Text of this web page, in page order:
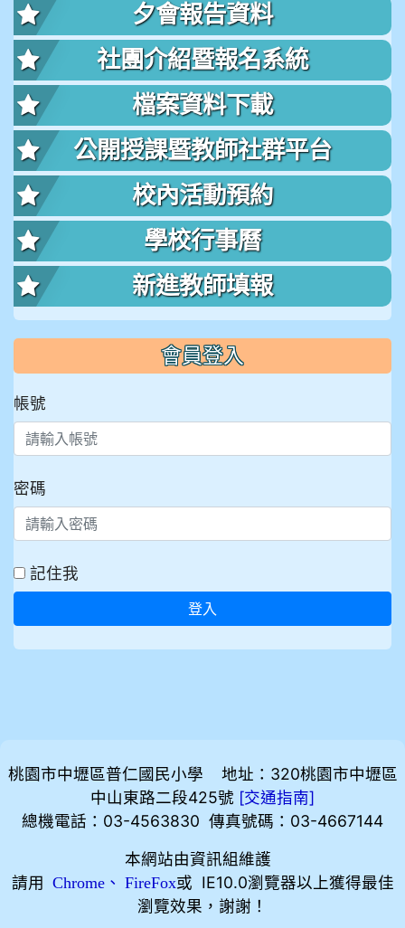
夕會報告資料
社團介紹暨報名系統
檔案資料下載
公開授課暨教師社群平台
校內活動預約
學校行事曆
新進教師填報
會員登入
帳號
密碼
記住我
登入
桃園市中壢區普仁國民小學 地址：320桃園市中壢區
中山東路二段425號 [交通指南]
總機電話：03-4563830 傳真號碼：03-4667144
本網站由資訊組維護
請用
Chrome、 FireFox或 IE10.0瀏覽器以上獲得最佳
瀏覽效果，謝謝！